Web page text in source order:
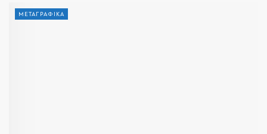
ΜΕΤΑΓΡΑΦΙΚΑ